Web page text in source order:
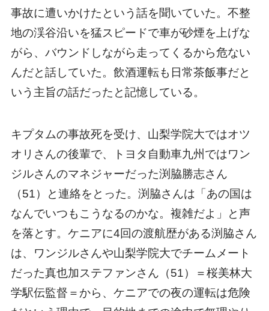
事故に遭いかけたという話を聞いていた。不整
地の渓谷沿いを猛スピードで車が砂煙を上げな
がら、バウンドしながら走ってくるから危ない
んだと話していた。飲酒運転も日常茶飯事だと
いう主旨の話だったと記憶している。
キプタムの事故死を受け、山梨学院大ではオツ
オリさんの後輩で、トヨタ自動車九州ではワン
ジルさんのマネジャーだった渕脇勝志さん
（51）と連絡をとった。渕脇さんは「あの国は
なんでいつもこうなるのかな。複雑だよ」と声
を落とす。ケニアに4回の渡航歴がある渕脇さん
は、ワンジルさんや山梨学院大でチームメート
だった真也加ステファンさん（51）＝桜美林大
学駅伝監督＝から、ケニアでの夜の運転は危険